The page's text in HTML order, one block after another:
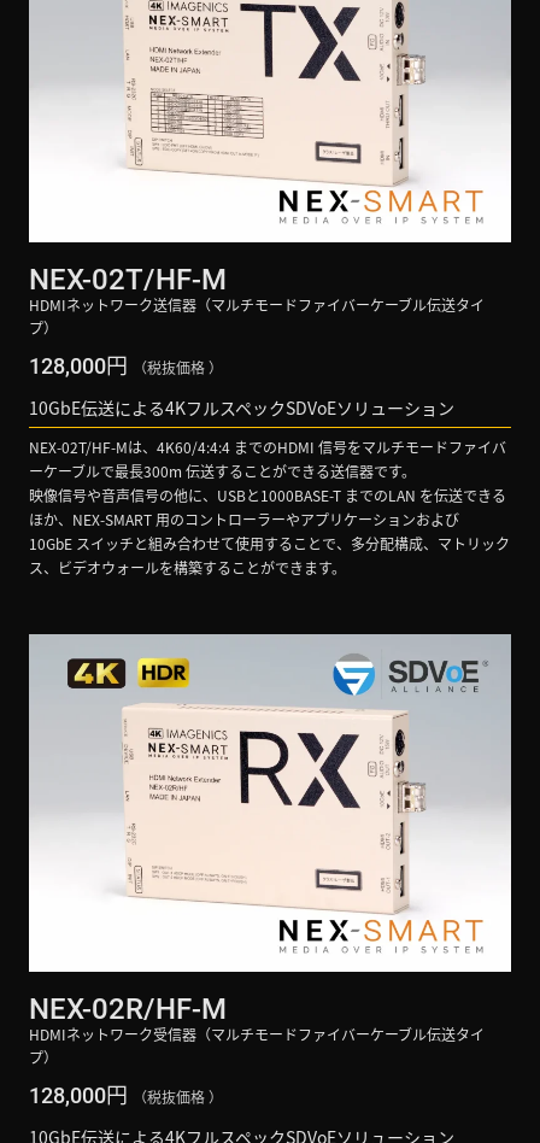
NEX-02T/HF-M
HDMIネットワーク送信器（マルチモードファイバーケーブル伝送タイ
プ）
128,000円 （税抜価格 ）
10GbE伝送による4KフルスペックSDVoEソリューション
NEX-02T/HF-Mは、4K60/4:4:4 までのHDMI 信号をマルチモードファイバ
ーケーブルで最長300m 伝送することができる送信器です。
映像信号や音声信号の他に、USBと1000BASE-T までのLAN を伝送できる
ほか、NEX-SMART 用のコントローラーやアプリケーションおよび
10GbE スイッチと組み合わせて使用することで、多分配構成、マトリック
ス、ビデオウォールを構築することができます。
NEX-02R/HF-M
HDMIネットワーク受信器（マルチモードファイバーケーブル伝送タイ
プ）
128,000円 （税抜価格 ）
10GbE伝送による4KフルスペックSDVoEソリューション